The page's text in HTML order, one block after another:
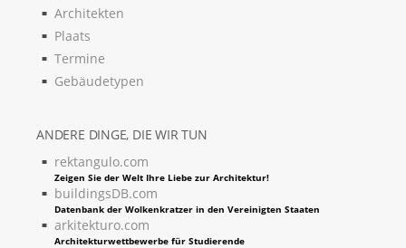
Architekten
Plaats
Termine
Gebäudetypen
ANDERE DINGE, DIE WIR TUN
rektangulo.com
Zeigen Sie der Welt Ihre Liebe zur Architektur!
buildingsDB.com
Datenbank der Wolkenkratzer in den Vereinigten Staaten
arkitekturo.com
Architekturwettbewerbe für Studierende